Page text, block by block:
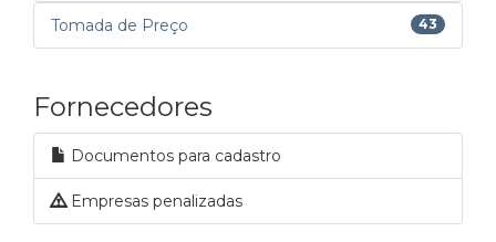
Tomada de Preço 43
Fornecedores
Documentos para cadastro
Empresas penalizadas